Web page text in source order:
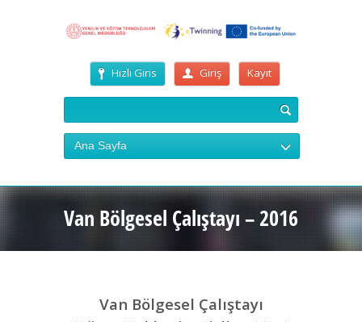
Hızlı Giris Giriş Kayıt
Ana Sayfa
Van Bölgesel Çalıştayı – 2016
Van Bölgesel Çalıştayı